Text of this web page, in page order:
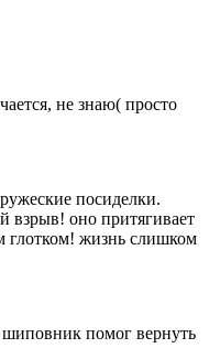
не знаю( просто
посиделки.
взрыв! оно притягивает
глотком! жизнь слишком
шиповник помог вернуть